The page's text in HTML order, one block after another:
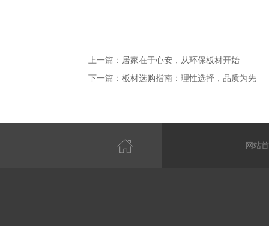
上一篇： 居家在于心安，从环保板材开始
下一篇： 板材选购指南：理性选择，品质为先
网站